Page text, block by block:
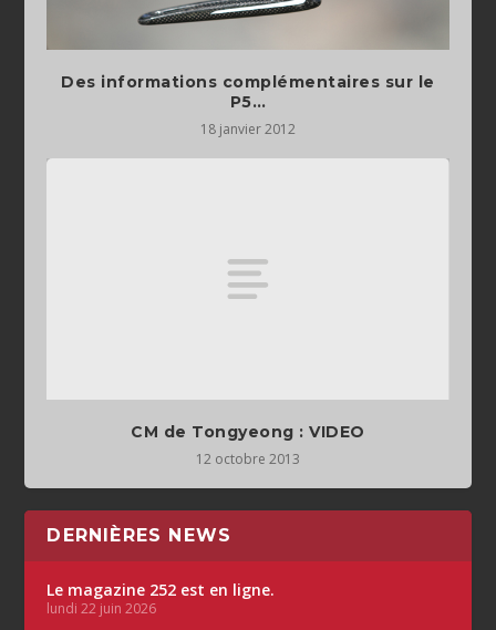
Des informations complémentaires sur le
P5…
18 janvier 2012
CM de Tongyeong : VIDEO
12 octobre 2013
DERNIÈRES NEWS
Le magazine 252 est en ligne.
lundi 22 juin 2026